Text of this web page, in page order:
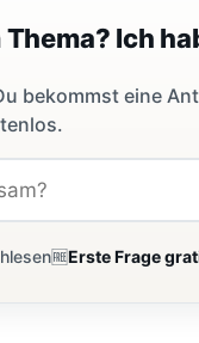
Ich
bekommst eine
🆓Erste Frage